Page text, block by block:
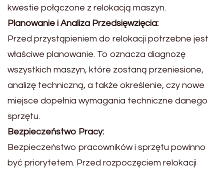
kwestie połączone z relokacją maszyn.
Planowanie i Analiza Przedsięwzięcia:
Przed przystąpieniem do relokacji potrzebne jest
właściwe planowanie. To oznacza diagnozę
wszystkich maszyn, które zostaną przeniesione,
analizę techniczną, a także określenie, czy nowe
miejsce dopełnia wymagania techniczne danego
sprzętu.
Bezpieczeństwo Pracy:
Bezpieczeństwo pracowników i sprzętu powinno
być priorytetem. Przed rozpoczęciem relokacji